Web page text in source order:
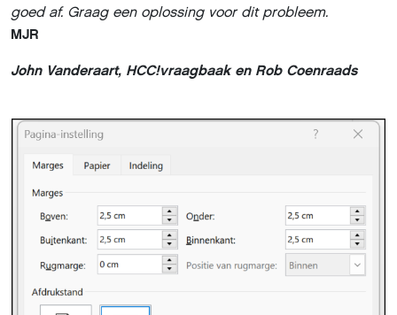
goed af. Graag een oplossing voor dit probleem.
MJR
John Vanderaart, HCC!vraagbaak en Rob Coenraads